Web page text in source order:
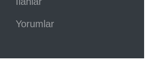
Yorumlar